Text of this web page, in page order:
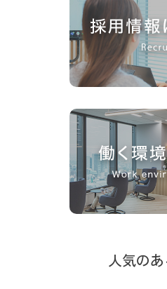
人気の